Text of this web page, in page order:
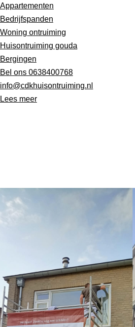
Appartementen
Bedrijfspanden
Woning ontruiming
Huisontruiming gouda
Bergingen
Bel ons 0638400768
info@cdkhuisontruiming.nl
Lees meer